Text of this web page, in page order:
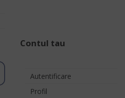
Contul tau
Autentificare
Profil